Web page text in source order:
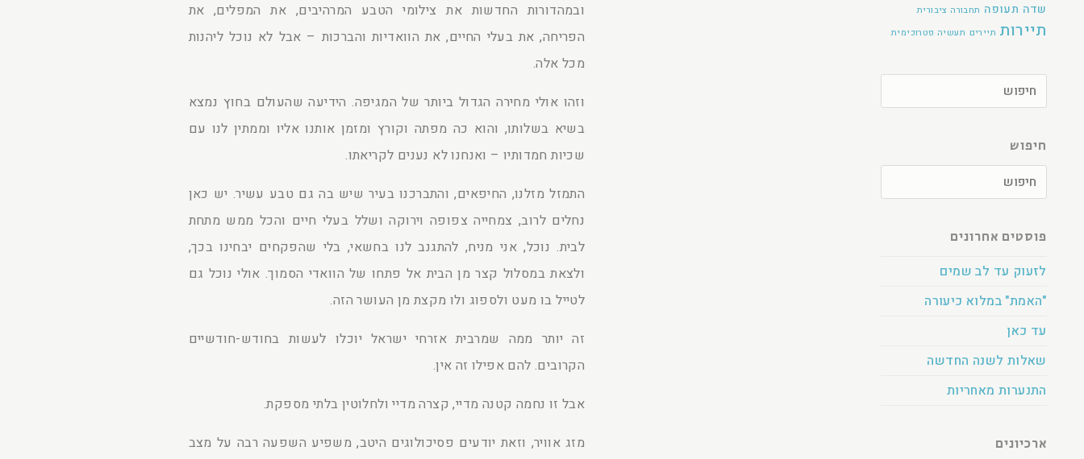
שדה תעופה תחבורה ציבורית
תיירות תיירים תעשיה פטרוכימית
חיפוש
פוסטים אחרונים
לזעוק עד לב שמים
"האמת" במלוא כיעורה
עד כאן
שאלות לשנה החדשה
התנערות מאחריות
ארכיונים
ובמהדורות החדשות את צילומי הטבע המרהיבים, את המפלים, את
הפריחה, את בעלי החיים, את הוואדיות והברכות – אבל לא נוכל ליהנות
מכל אלה.
וזהו אולי מחירה הגדול ביותר של המגיפה. הידיעה שהעולם בחוץ נמצא
בשיא בשלותו, והוא כה מפתה וקורץ ומזמן אותנו אליו וממתין לנו עם
שכיות חמדותיו – ואנחנו לא נענים לקריאתו.
התמזל מזלנו, החיפאים, והתברכנו בעיר שיש בה גם טבע עשיר. יש כאן
נחלים לרוב, צמחייה צפופה וירוקה ושלל בעלי חיים והכל ממש מתחת
לבית. נוכל, אני מניח, להתגנב לנו בחשאי, בלי שהפקחים יבחינו בכך,
ולצאת במסלול קצר מן הבית אל פתחו של הוואדי הסמוך. אולי נוכל גם
לטייל בו מעט ולספוג ולו מקצת מן העושר הזה.
זה יותר ממה שמרבית אזרחי ישראל יוכלו לעשות בחודש-חודשיים
הקרובים. להם אפילו זה אין.
אבל זו נחמה קטנה מדיי, קצרה מדיי ולחלוטין בלתי מספקת.
מזג אוויר, וזאת יודעים פסיכולוגים היטב, משפיע השפעה רבה על מצב